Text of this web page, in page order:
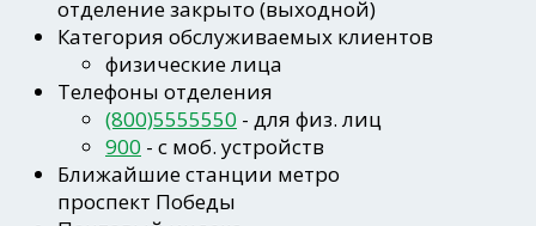
отделение закрыто (выходной)
Категория обслуживаемых клиентов
физические лица
Телефоны отделения
(800)5555550 - для физ. лиц
900 - c моб. устройств
Ближайшие станции метро
проспект Победы